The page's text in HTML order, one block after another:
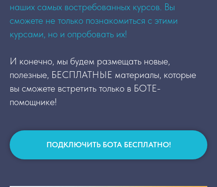
наших самых востребованных курсов. Вы
сможете не только познакомиться с этими
курсами, но и опробовать их!
И конечно, мы будем размещать новые,
полезные, БЕСПЛАТНЫЕ материалы, которые
вы сможете встретить только в БОТЕ-
помощнике!
ПОДКЛЮЧИТЬ БОТА БЕСПЛАТНО!
Документы
iravonline@yandex.ru
+7 911 230 78 37
Мастерская
Блог
Сведения об
образовательной
деятельности